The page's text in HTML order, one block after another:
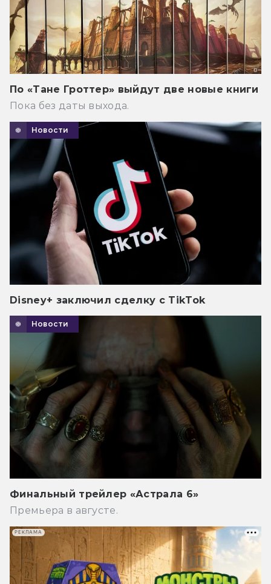
По «Тане Гроттер» выйдут две новые книги
Пока без даты выхода.
Новости
Disney+ заключил сделку с TikTok
Новости
Финальный трейлер «Астрала 6»
Премьера в августе.
РЕКЛАМА